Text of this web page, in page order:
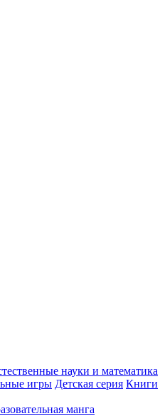
науки и математика
игры Детская серия Книги
манга